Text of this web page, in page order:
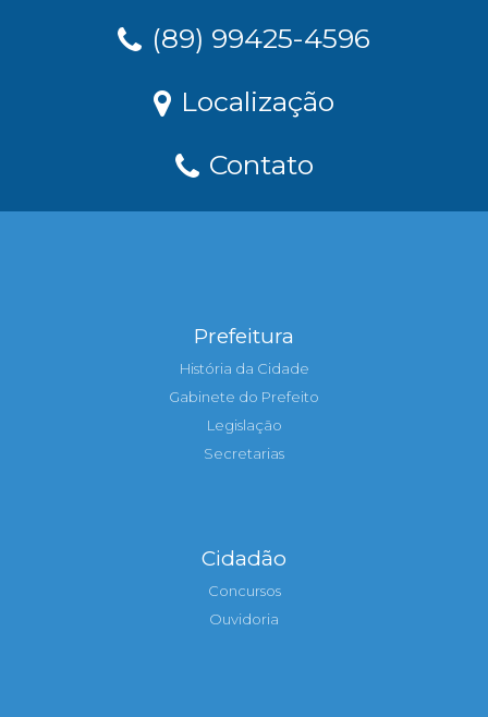
(89) 99425-4596
Localização
Contato
Prefeitura
História da Cidade
Gabinete do Prefeito
Legislação
Secretarias
Cidadão
Concursos
Ouvidoria